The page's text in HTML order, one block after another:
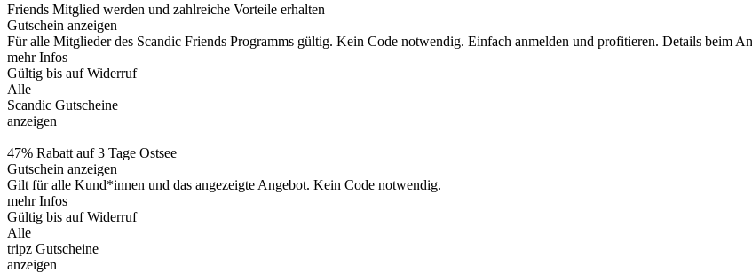
Friends Mitglied werden und zahlreiche Vorteile erhalten
Gutschein anzeigen
Für alle Mitglieder des Scandic Friends Programms gültig. Kein Code notwendig. Einfach anmelden und profitieren. Details beim
mehr Infos
Gültig bis auf Widerruf
Alle
Scandic Gutscheine
anzeigen
47% Rabatt auf 3 Tage Ostsee
Gutschein anzeigen
Gilt für alle Kund*innen und das angezeigte Angebot. Kein Code notwendig.
mehr Infos
Gültig bis auf Widerruf
Alle
tripz Gutscheine
anzeigen